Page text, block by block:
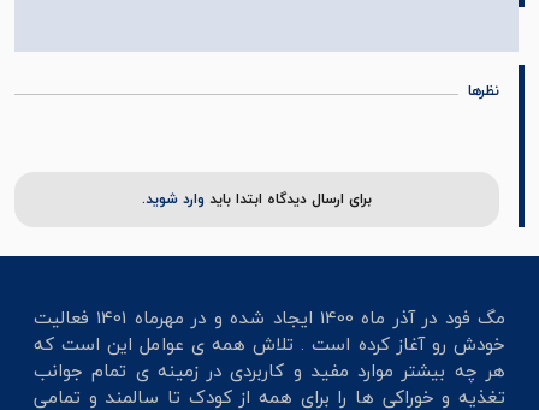
نظرها
برای ارسال دیدگاه ابتدا باید وارد شوید.
مگ فود در آذر ماه 1400 ایجاد شده و در مهرماه 1401 فعالیت
خودش رو آغاز کرده است . تلاش همه ی عوامل این است که
هر چه بیشتر موارد مفید و کاربردی در زمینه ی تمام جوانب
تغذیه و خوراکی ها را برای همه از کودک تا سالمند و تمامی